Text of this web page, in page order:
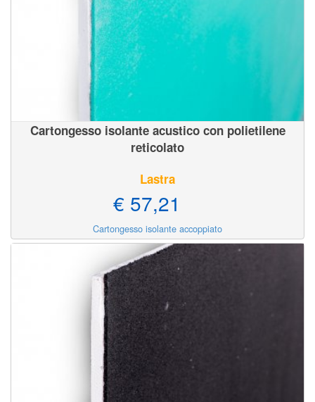
Cartongesso isolante acustico con polietilene
reticolato
Lastra
€ 57,21
Cartongesso isolante accoppiato